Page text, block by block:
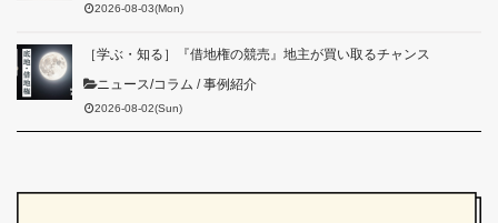
2026-08-03(Mon)
［学ぶ・知る］『借地権の競売』地主が買い取るチャンス
ニュース/コラム /事例紹介
2026-08-02(Sun)